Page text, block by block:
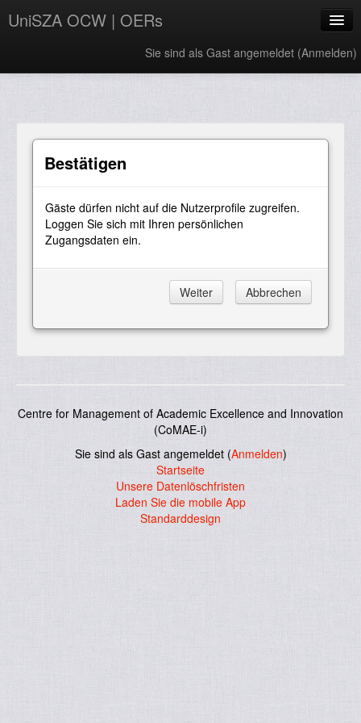
UniSZA OCW | OERs
Sie sind als Gast angemeldet (Anmelden)
Deutsch ‎(de)‎
Bestätigen
Gäste dürfen nicht auf die Nutzerprofile zugreifen.
Loggen Sie sich mit Ihren persönlichen
Zugangsdaten ein.
Centre for Management of Academic Excellence and Innovation
(CoMAE-i)
Sie sind als Gast angemeldet (Anmelden)
Startseite
Unsere Datenlöschfristen
Laden Sie die mobile App
Standarddesign